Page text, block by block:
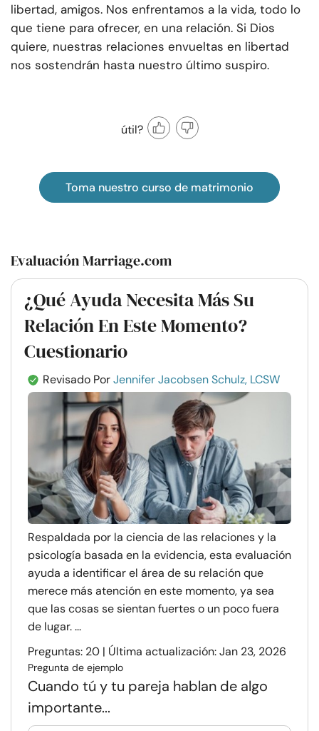
libertad, amigos. Nos enfrentamos a la vida, todo lo
que tiene para ofrecer, en una relación. Si Dios
quiere, nuestras relaciones envueltas en libertad
nos sostendrán hasta nuestro último suspiro.
útil?
Toma nuestro curso de matrimonio
Evaluación Marriage.com
¿Qué Ayuda Necesita Más Su
Relación En Este Momento?
Cuestionario
Revisado PorJennifer Jacobsen Schulz, LCSW
Respaldada por la ciencia de las relaciones y la
psicología basada en la evidencia, esta evaluación
ayuda a identificar el área de su relación que
merece más atención en este momento, ya sea
que las cosas se sientan fuertes o un poco fuera
de lugar. ...
Preguntas: 20 | Última actualización: Jan 23, 2026
Pregunta de ejemplo
Cuando tú y tu pareja hablan de algo
importante...